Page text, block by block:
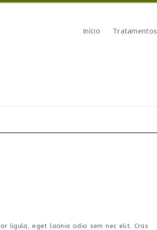
Início Tratamentos
ligula, eget lacinia odio sem nec elit. Cras